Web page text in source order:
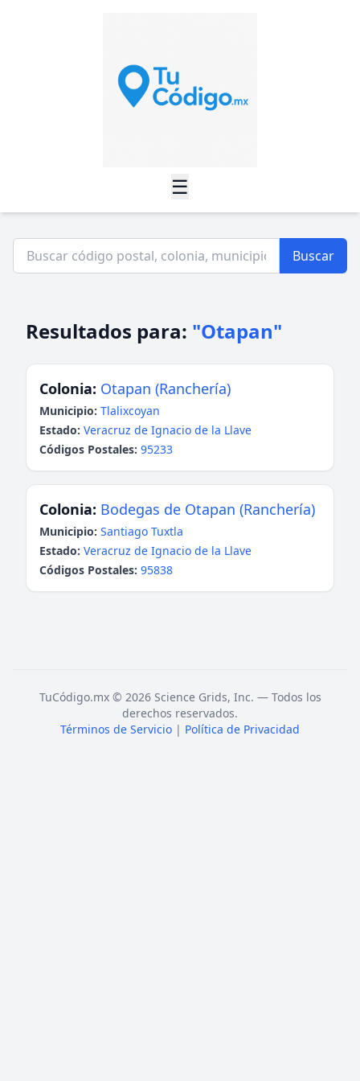
☰
Buscar
Resultados para: "Otapan"
Colonia: Otapan (Ranchería)
Municipio: Tlalixcoyan
Estado: Veracruz de Ignacio de la Llave
Códigos Postales: 95233
Colonia: Bodegas de Otapan (Ranchería)
Municipio: Santiago Tuxtla
Estado: Veracruz de Ignacio de la Llave
Códigos Postales: 95838
TuCódigo.mx © 2026 Science Grids, Inc. — Todos los
derechos reservados.
Términos de Servicio | Política de Privacidad